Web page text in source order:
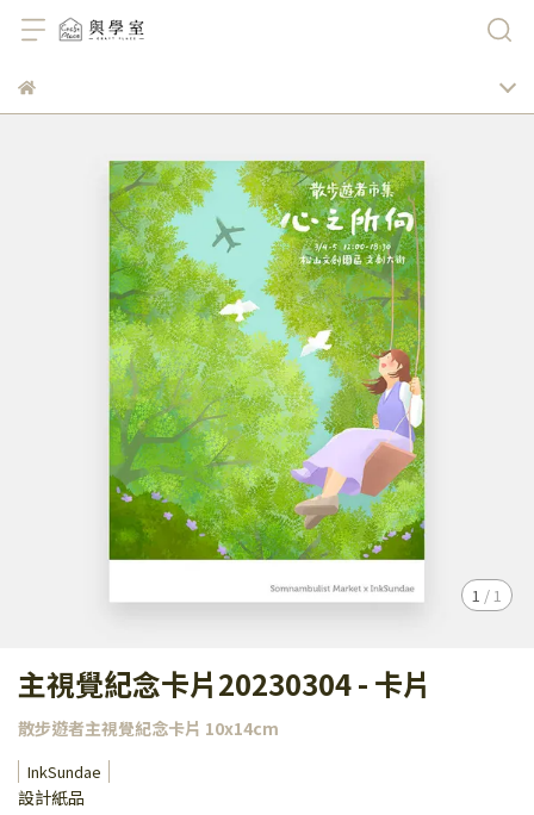
1 / 1
主視覺紀念卡片20230304 - 卡片
散步遊者主視覺紀念卡片 10x14cm
InkSundae
設計紙品